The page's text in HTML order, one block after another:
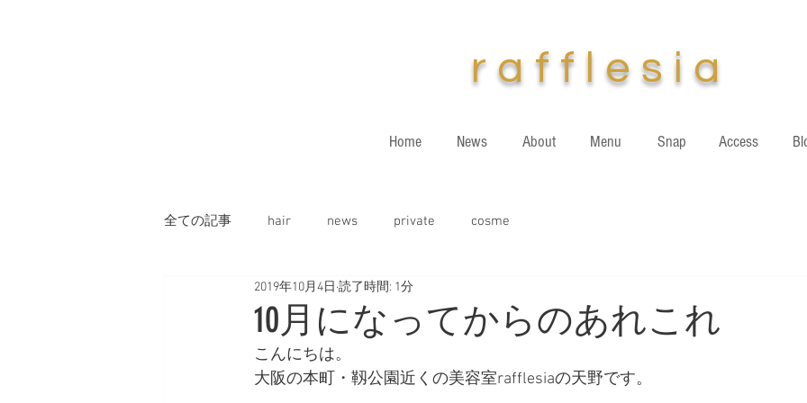
​raf f lesia
Home News About Menu Snap Access
全ての記事 hair news private cosme
10月になってからのあれこれ
2019年10月4日 読了時間: 1分
こんにちは。
大阪の本町・靱公園近くの美容室rafflesiaの天野です。